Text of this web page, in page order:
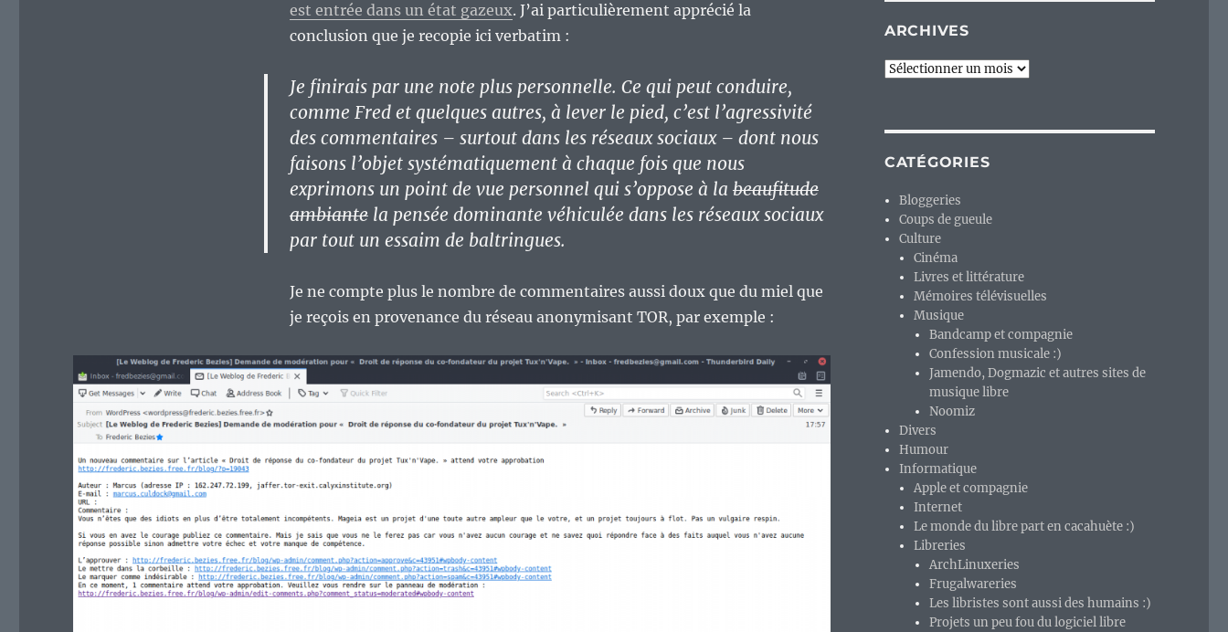
est entrée dans un état gazeux. J’ai particulièrement apprécié la
conclusion que je recopie ici verbatim :
Je finirais par une note plus personnelle. Ce qui peut conduire,
comme Fred et quelques autres, à lever le pied, c’est l’agressivité
des commentaires – surtout dans les réseaux sociaux – dont nous
faisons l’objet systématiquement à chaque fois que nous
exprimons un point de vue personnel qui s’oppose à la beaufitude
ambiantela pensée dominante véhiculée dans les réseaux sociaux
par tout un essaim de baltringues.
Je ne compte plus le nombre de commentaires aussi doux que du miel que
je reçois en provenance du réseau anonymisant TOR, par exemple :
ARCHIVES
Archives
CATÉGORIES
Bloggeries
Coups de gueule
Culture
Cinéma
Livres et littérature
Mémoires télévisuelles
Musique
Bandcamp et compagnie
Confession musicale :)
Jamendo, Dogmazic et autres sites de
musique libre
Noomiz
Divers
Humour
Informatique
Apple et compagnie
Internet
Le monde du libre part en cacahuète :)
Libreries
ArchLinuxeries
Frugalwareries
Les libristes sont aussi des humains :)
Projets un peu fou du logiciel libre